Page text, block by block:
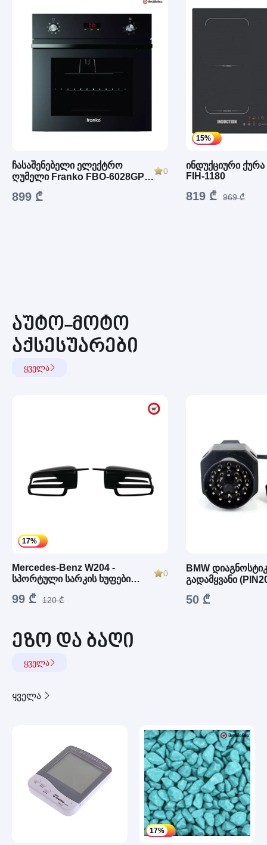
ჩასაშენებელი ელექტრო
ღუმელი Franko FBO-6028GPB
0
899 ₾
15%
ინდუქციური
FIH-1180
819 ₾ 969 ₾
აუტო-მოტო
აქსესუარები
ყველა
17%
Mercedes-Benz W204 -
სპორტული სარკის ხუფები
0
99 ₾ 120 ₾
BMW
გადამყვანი
50 ₾
ეზო და ბაღი
ყველა
ყველა
17%